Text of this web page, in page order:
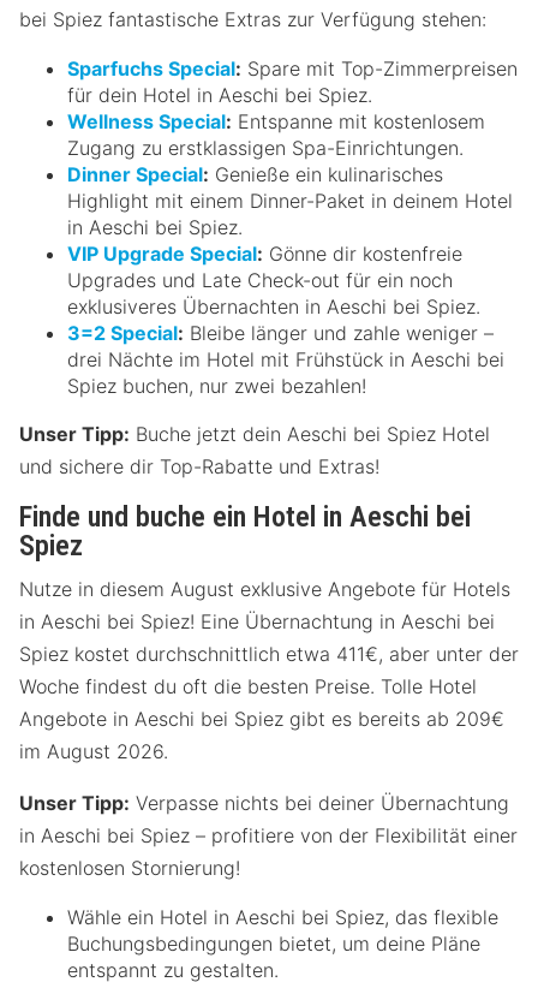
bei Spiez fantastische Extras zur Verfügung stehen:
Sparfuchs Special: Spare mit Top-Zimmerpreisen
für dein Hotel in Aeschi bei Spiez.
Wellness Special: Entspanne mit kostenlosem
Zugang zu erstklassigen Spa-Einrichtungen.
Dinner Special: Genieße ein kulinarisches
Highlight mit einem Dinner-Paket in deinem Hotel
in Aeschi bei Spiez.
VIP Upgrade Special: Gönne dir kostenfreie
Upgrades und Late Check-out für ein noch
exklusiveres Übernachten in Aeschi bei Spiez.
3=2 Special: Bleibe länger und zahle weniger –
drei Nächte im Hotel mit Frühstück in Aeschi bei
Spiez buchen, nur zwei bezahlen!
Unser Tipp: Buche jetzt dein Aeschi bei Spiez Hotel
und sichere dir Top-Rabatte und Extras!
Finde und buche ein Hotel in Aeschi bei
Spiez
Nutze in diesem August exklusive Angebote für Hotels
in Aeschi bei Spiez! Eine Übernachtung in Aeschi bei
Spiez kostet durchschnittlich etwa 411€, aber unter der
Woche findest du oft die besten Preise. Tolle Hotel
Angebote in Aeschi bei Spiez gibt es bereits ab 209€
im August 2026.
Unser Tipp: Verpasse nichts bei deiner Übernachtung
in Aeschi bei Spiez – profitiere von der Flexibilität einer
kostenlosen Stornierung!
Wähle ein Hotel in Aeschi bei Spiez, das flexible
Buchungsbedingungen bietet, um deine Pläne
entspannt zu gestalten.